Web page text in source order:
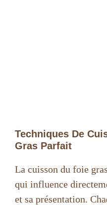
Techniques De
Gras Parfait
La cuisson du foie
qui influence
et sa présentation.